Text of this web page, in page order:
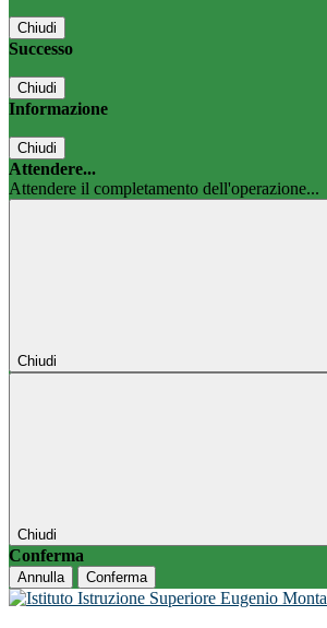
Chiudi
Successo
Chiudi
Informazione
Chiudi
Attendere...
Attendere il completamento dell'operazione...
Chiudi
Chiudi
Conferma
Annulla Conferma